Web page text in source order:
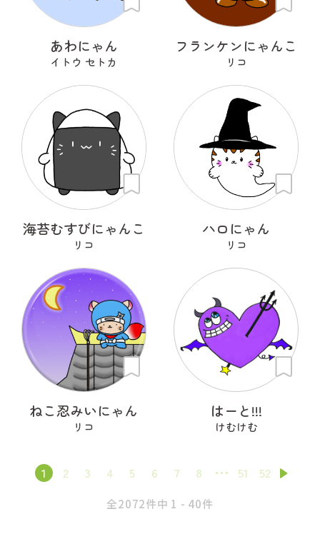
あわにゃん
イトウ セトカ
フランケンにゃんこ
リコ
海苔むすびにゃんこ
リコ
ハロにゃん
リコ
ねこ忍みいにゃん
リコ
はーと!!!
けむけむ
1 2 3 4 5 6 7 8 51 52
全2072件中 1 - 40件